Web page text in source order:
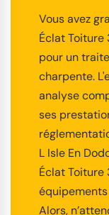
Vous avez
Éclat Toiture
pour un
charpente.
analyse
ses
L Isle En
Éclat Toiture
Alors,